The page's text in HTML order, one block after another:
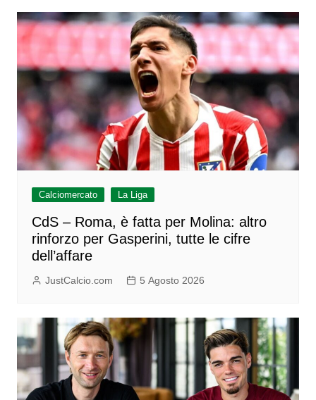
Calciomercato La Liga
CdS – Roma, è fatta per Molina: altro
rinforzo per Gasperini, tutte le cifre
dell’affare
JustCalcio.com 5 Agosto 2026